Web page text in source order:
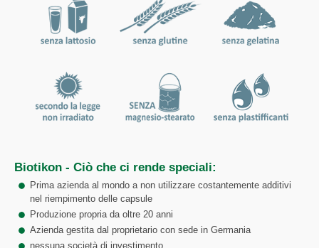
Biotikon - Ciò che ci rende speciali:
Prima azienda al mondo a non utilizzare costantemente additivi
nel riempimento delle capsule
Produzione propria da oltre 20 anni
Azienda gestita dal proprietario con sede in Germania
nessuna società di investimento